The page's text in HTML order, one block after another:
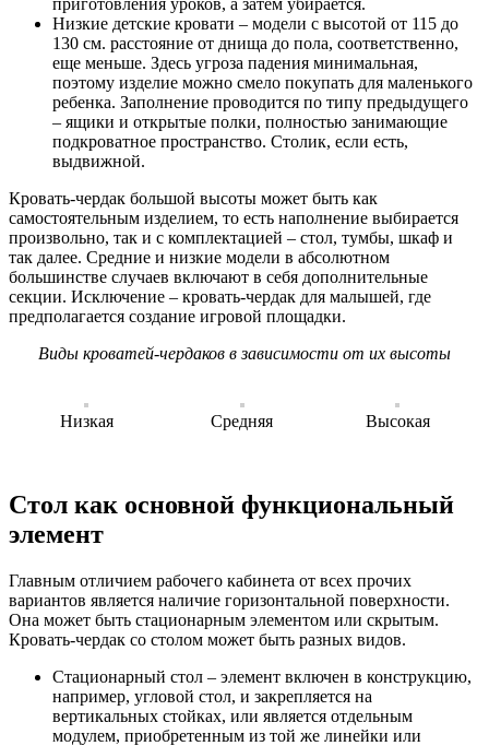
приготовления уроков, а затем убирается.
Низкие детские кровати – модели с высотой от 115 до
130 см. расстояние от днища до пола, соответственно,
еще меньше. Здесь угроза падения минимальная,
поэтому изделие можно смело покупать для маленького
ребенка. Заполнение проводится по типу предыдущего
– ящики и открытые полки, полностью занимающие
подкроватное пространство. Столик, если есть,
выдвижной.
Кровать-чердак большой высоты может быть как
самостоятельным изделием, то есть наполнение выбирается
произвольно, так и с комплектацией – стол, тумбы, шкаф и
так далее. Средние и низкие модели в абсолютном
большинстве случаев включают в себя дополнительные
секции. Исключение – кровать-чердак для малышей, где
предполагается создание игровой площадки.
Виды кроватей-чердаков в зависимости от их высоты
Низкая Средняя Высокая
Стол как основной функциональный
элемент
Главным отличием рабочего кабинета от всех прочих
вариантов является наличие горизонтальной поверхности.
Она может быть стационарным элементом или скрытым.
Кровать-чердак со столом может быть разных видов.
Стационарный стол – элемент включен в конструкцию,
например, угловой стол, и закрепляется на
вертикальных стойках, или является отдельным
модулем, приобретенным из той же линейки или